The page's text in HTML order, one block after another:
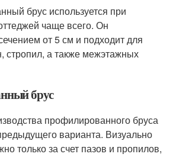
брус используется при
чаще всего. Он
от 5 см и подходит для
стропил, а также межэтажных
брус
профилированного бруса
варианта. Визуально
только за счет пазов и пропилов,